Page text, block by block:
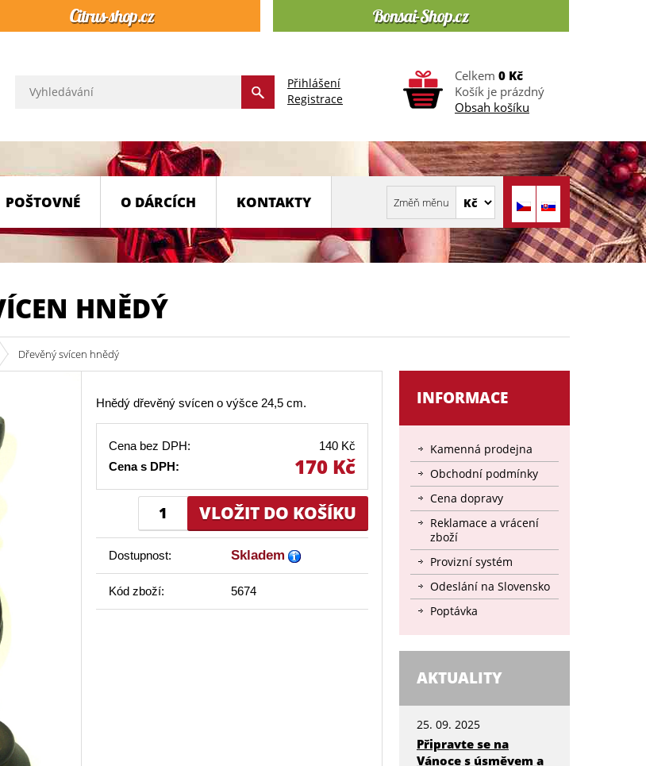
Přihlášení
Registrace
Celkem 0 Kč
Košík je prázdný
Obsah košíku
POŠTOVNÉ O DÁRCÍCH KONTAKTY
HNĚDÝ
Dřevěný svícen hnědý
Hnědý dřevěný svícen o výšce 24,5 cm.
Cena bez DPH:
140 Kč
Cena s DPH:
170 Kč
Dostupnost: Skladem
Kód zboží: 5674
INFORMACE
Kamenná prodejna
Obchodní podmínky
Cena dopravy
Reklamace a vrácení
zboží
Provizní systém
Odeslání na Slovensko
Poptávka
AKTUALITY
25. 09. 2025
Připravte se na
Vánoce s úsměvem a